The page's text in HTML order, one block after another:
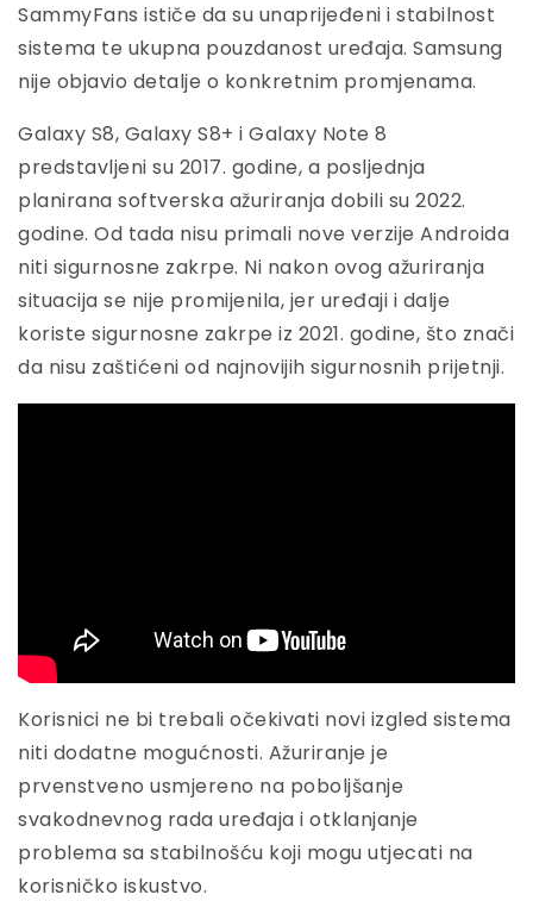
SammyFans ističe da su unaprijeđeni i stabilnost
sistema te ukupna pouzdanost uređaja. Samsung
nije objavio detalje o konkretnim promjenama.
Galaxy S8, Galaxy S8+ i Galaxy Note 8
predstavljeni su 2017. godine, a posljednja
planirana softverska ažuriranja dobili su 2022.
godine. Od tada nisu primali nove verzije Androida
niti sigurnosne zakrpe. Ni nakon ovog ažuriranja
situacija se nije promijenila, jer uređaji i dalje
koriste sigurnosne zakrpe iz 2021. godine, što znači
da nisu zaštićeni od najnovijih sigurnosnih prijetnji.
Korisnici ne bi trebali očekivati novi izgled sistema
niti dodatne mogućnosti. Ažuriranje je
prvenstveno usmjereno na poboljšanje
svakodnevnog rada uređaja i otklanjanje
problema sa stabilnošću koji mogu utjecati na
korisničko iskustvo.